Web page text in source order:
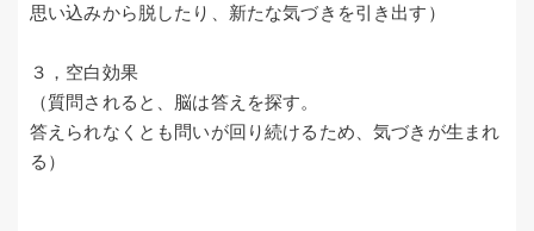
思い込みから脱したり、新たな気づきを引き出す）
３，空白効果
（質問されると、脳は答えを探す。
答えられなくとも問いが回り続けるため、気づきが生まれ
る）